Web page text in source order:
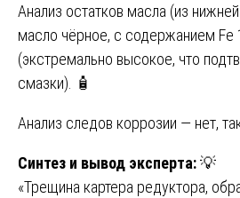
Анализ остатков масла (из
масло чёрное, с содержанием Fe
(экстремально высокое, что
смазки). 🧴
Анализ следов коррозии — нет,
Синтез и вывод эксперта:💡
«Трещина картера редуктора,